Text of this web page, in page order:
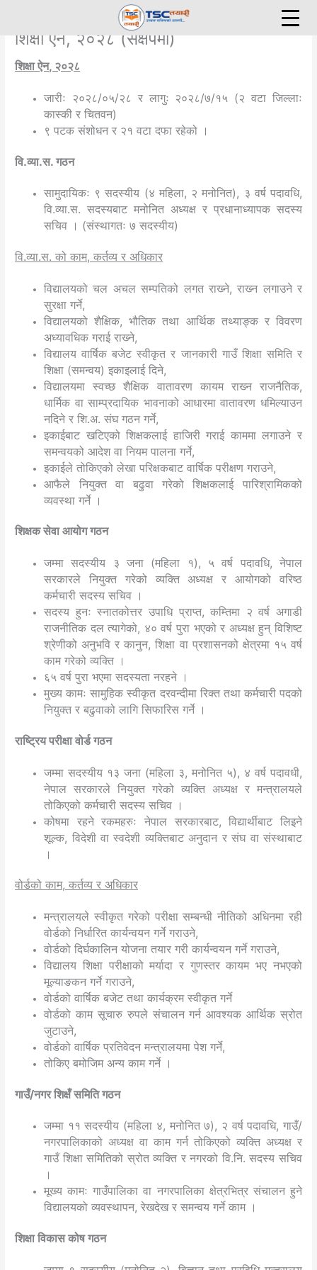
content
शिक्षा ऐन, २०२८ (संक्षेपमा)
शिक्षा ऐन, २०२८
जारीः २०२८/०५/२८ र लागुः २०२८/७/१५ (२ वटा जिल्लाः
कास्की र चितवन)
९ पटक संशोधन र २१ वटा दफा रहेको ।
वि.व्या.स. गठन
सामुदायिकः ९ सदस्यीय (४ महिला, २ मनोनित), ३ वर्ष पदावधि,
वि.व्या.स. सदस्यबाट मनोनित अध्यक्ष र प्रधानाध्यापक सदस्य
सचिव । (संस्थागतः ७ सदस्यीय)
वि.व्या.स. को काम, कर्तव्य र अधिकार
विद्यालयको चल अचल सम्पतिको लगत राख्‍ने, राख्‍न लगाउने र
सुरक्षा गर्ने,
विद्यालयको शैक्षिक, भौतिक तथा आर्थिक तथ्याङ्क र विवरण
अध्यावधिक गराई राख्‍ने,
विद्यालय वार्षिक बजेट स्वीकृत र जानकारी गाउँ शिक्षा समिति र
शिक्षा (समन्वय) इकाइलाई दिने,
विद्यालयमा स्वच्छ शैक्षिक वातावरण कायम राख्‍न राजनैतिक,
धार्मिक वा साम्प्रदायिक भावनाको आधारमा वातावरण धमिल्याउन
नदिने र शि.अ. संघ गठन गर्ने,
इकाईबाट खटिएको शिक्षकलाई हाजिरी गराई काममा लगाउने र
समन्वयको आदेश वा नियम पालना गर्ने,
इकाईले तोकिएको लेखा परिक्षकबाट वार्षिक परीक्षण गराउने,
आफैले नियुक्त वा बढुवा गरेको शिक्षकलाई पारिश्रामिकको
व्यवस्था गर्ने ।
शिक्षक सेवा आयोग गठन
जम्मा सदस्यीय ३ जना (महिला १), ५ वर्ष पदावधि, नेपाल
सरकारले नियुक्त गरेको व्यक्ति अध्यक्ष र आयोगको वरिष्ठ
कर्मचारी सदस्य सचिव ।
सदस्य हुनः स्नातकोत्तर उपाधि प्राप्‍त, कम्तिमा २ वर्ष अगाडी
राजनीतिक दल त्यागेको, ४० वर्ष पुरा भएको र अध्यक्ष हुन् विशिष्‍ट
श्रेणीको अनुभवि र कानुन, शिक्षा वा प्रशासनको क्षेत्रमा १५ वर्ष
काम गरेको व्यक्ति ।
६५ वर्ष पुरा भएमा सदस्यता नरहने ।
मुख्य कामः सामुहिक स्वीकृत दरवन्दीमा रिक्त तथा कर्मचारी पदको
नियुक्त र बढुवाको लागि सिफारिस गर्ने ।
राष्‍ट्रिय परीक्षा वोर्ड गठन
जम्मा सदस्यीय १३ जना (महिला ३, मनोनित ५), ४ वर्ष पदावधी,
नेपाल सरकारले नियुक्त गरेको व्यक्ति अध्यक्ष र मन्त्रालयले
तोकिएको कर्मचारी सदस्य सचिव ।
कोषमा रहने रकमहरुः नेपाल सरकारबाट, विद्यार्थीबाट लिइने
शूल्क, विदेशी वा स्वदेशी व्यक्तिबाट अनुदान र संघ वा संस्थाबाट
।
वोर्डको काम, कर्तव्य र अधिकार
मन्त्रालयले स्वीकृत गरेको परीक्षा सम्बन्धी नीतिको अधिनमा रही
वोर्डको निर्धारित कार्यन्वयन गर्ने गराउने,
वोर्डको दिर्घकालिन योजना तयार गरी कार्यन्वयन गर्ने गराउने,
विद्यालय शिक्षा परीक्षाको मर्यादा र गुणस्तर कायम भए नभएको
मूल्याङकन गर्ने गराउने,
वोर्डको वार्षिक बजेट तथा कार्यक्रम स्वीकृत गर्ने
वोर्डको काम सूचारु रुपले संचालन गर्न आवश्यक आर्थिक स्रोत
जुटाउने,
वोर्डको वार्षिक प्रतिवेदन मन्त्रालयमा पेश गर्ने,
तोकिए बमोजिम अन्य काम गर्ने ।
गाउँ/नगर शिक्षँ समिति गठन
जम्मा ११ सदस्यीय (महिला ४, मनोनित ७), २ वर्ष पदावधि, गाउँ/
नगरपालिकाको अध्यक्ष वा काम गर्न तोकिएको व्यक्ति अध्यक्ष र
गाउँ शिक्षा समितिको स्रोत व्यक्ति र नगरको वि.नि. सदस्य सचिव
।
मूख्य कामः गाउँपालिका वा नगरपालिका क्षेत्रभित्र संचालन हुने
विद्यालयको व्यवस्थापन, रेखदेख र समन्वय गर्ने काम ।
शिक्षा विकास कोष गठन